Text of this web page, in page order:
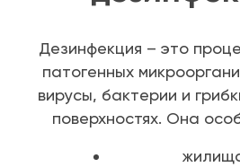
Дезинфекция – это
патогенных
вирусы, бактерии и
поверхностях. Она